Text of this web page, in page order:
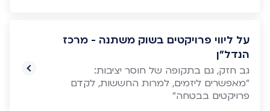
על ליווי פרויקטים בשוק משתנה - מרכז
הנדל"ן
גב חזק, גם בתקופה של חוסר יציבות:
"מאפשרים ליזמים, למרות החששות, לקדם
פרויקטים בבטחה"